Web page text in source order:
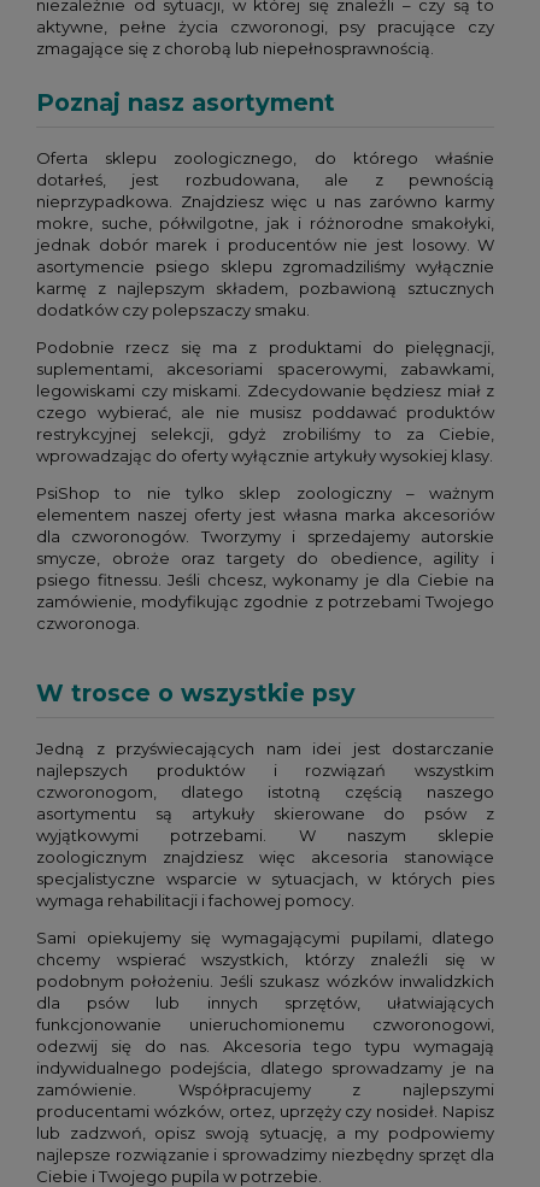
niezależnie od sytuacji, w której się znaleźli – czy są to
aktywne, pełne życia czworonogi, psy pracujące czy
zmagające się z chorobą lub niepełnosprawnością.
Poznaj nasz asortyment
Oferta sklepu zoologicznego, do którego właśnie
dotarłeś, jest rozbudowana, ale z pewnością
nieprzypadkowa. Znajdziesz więc u nas zarówno karmy
mokre, suche, półwilgotne, jak i różnorodne smakołyki,
jednak dobór marek i producentów nie jest losowy. W
asortymencie psiego sklepu zgromadziliśmy wyłącznie
karmę z najlepszym składem, pozbawioną sztucznych
dodatków czy polepszaczy smaku.
Podobnie rzecz się ma z produktami do pielęgnacji,
suplementami, akcesoriami spacerowymi, zabawkami,
legowiskami czy miskami. Zdecydowanie będziesz miał z
czego wybierać, ale nie musisz poddawać produktów
restrykcyjnej selekcji, gdyż zrobiliśmy to za Ciebie,
wprowadzając do oferty wyłącznie artykuły wysokiej klasy.
PsiShop to nie tylko sklep zoologiczny – ważnym
elementem naszej oferty jest własna marka akcesoriów
dla czworonogów. Tworzymy i sprzedajemy autorskie
smycze, obroże oraz targety do obedience, agility i
psiego fitnessu. Jeśli chcesz, wykonamy je dla Ciebie na
zamówienie, modyfikując zgodnie z potrzebami Twojego
czworonoga.
W trosce o wszystkie psy
Jedną z przyświecających nam idei jest dostarczanie
najlepszych produktów i rozwiązań wszystkim
czworonogom, dlatego istotną częścią naszego
asortymentu są artykuły skierowane do psów z
wyjątkowymi potrzebami. W naszym sklepie
zoologicznym znajdziesz więc akcesoria stanowiące
specjalistyczne wsparcie w sytuacjach, w których pies
wymaga rehabilitacji i fachowej pomocy.
Sami opiekujemy się wymagającymi pupilami, dlatego
chcemy wspierać wszystkich, którzy znaleźli się w
podobnym położeniu. Jeśli szukasz wózków inwalidzkich
dla psów lub innych sprzętów, ułatwiających
funkcjonowanie unieruchomionemu czworonogowi,
odezwij się do nas. Akcesoria tego typu wymagają
indywidualnego podejścia, dlatego sprowadzamy je na
zamówienie. Współpracujemy z najlepszymi
producentami wózków, ortez, uprzęży czy nosideł. Napisz
lub zadzwoń, opisz swoją sytuację, a my podpowiemy
najlepsze rozwiązanie i sprowadzimy niezbędny sprzęt dla
Ciebie i Twojego pupila w potrzebie.